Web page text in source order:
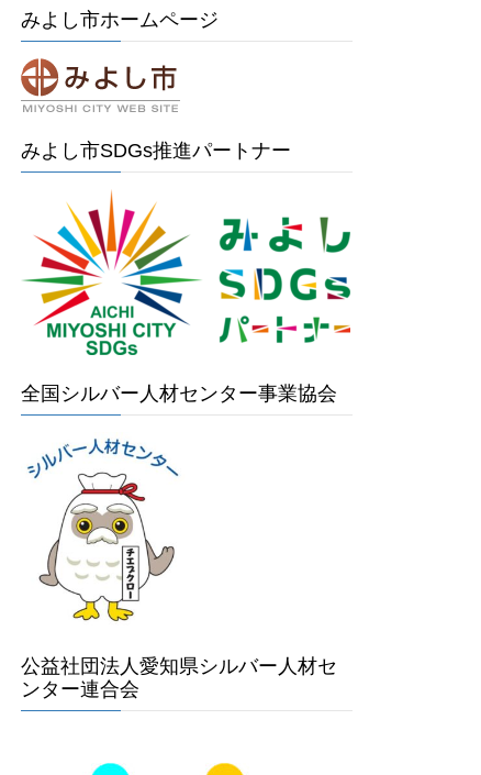
みよし市ホームページ
みよし市SDGs推進パートナー
全国シルバー人材センター事業協会
公益社団法人愛知県シルバー人材セ
ンター連合会